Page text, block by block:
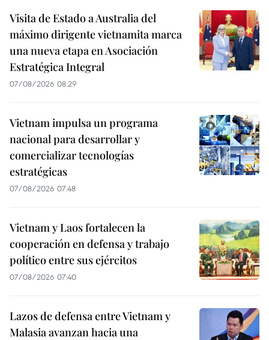
Visita de Estado a Australia del
máximo dirigente vietnamita marca
una nueva etapa en Asociación
Estratégica Integral
07/08/2026 08:29
Vietnam impulsa un programa
nacional para desarrollar y
comercializar tecnologías
estratégicas
07/08/2026 07:48
Vietnam y Laos fortalecen la
cooperación en defensa y trabajo
político entre sus ejércitos
07/08/2026 07:40
Lazos de defensa entre Vietnam y
Malasia avanzan hacia una